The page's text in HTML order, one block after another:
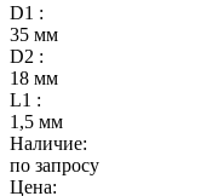
D1 :
35 мм
D2 :
18 мм
L1 :
1,5 мм
Наличие:
по запросу
Цена: